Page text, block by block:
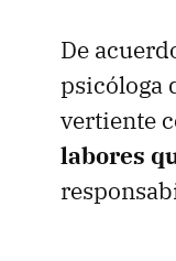
De
psicóloga
vertiente
labores